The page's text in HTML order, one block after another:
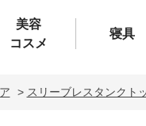
美容
コスメ
寝具
> スリーブレスタンクト